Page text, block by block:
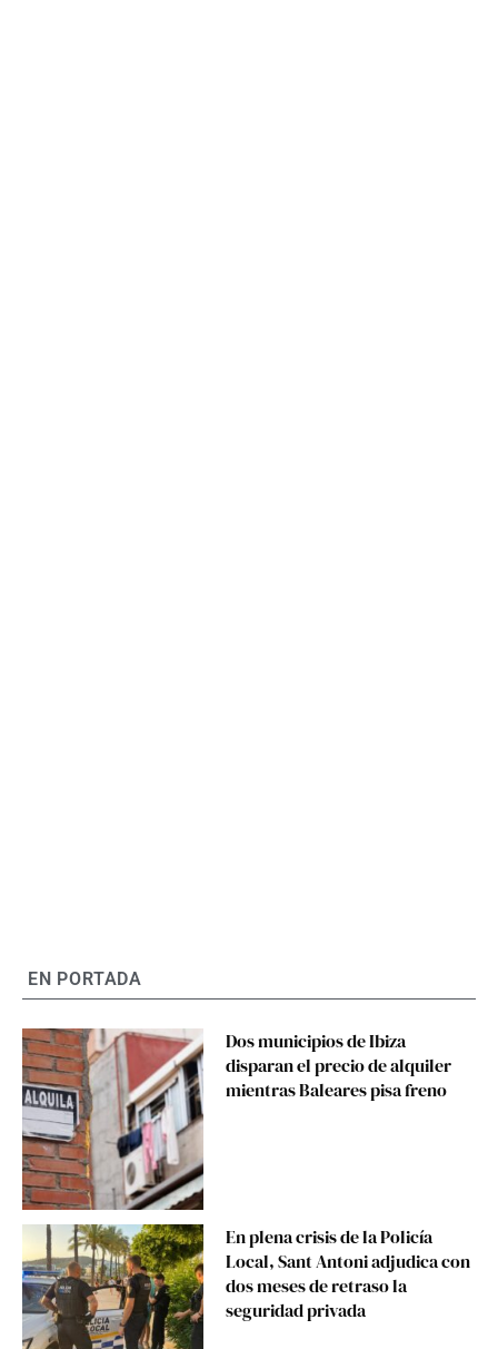
EN PORTADA
Dos municipios de Ibiza
disparan el precio de alquiler
mientras Baleares pisa freno
En plena crisis de la Policía
Local, Sant Antoni adjudica con
dos meses de retraso la
seguridad privada